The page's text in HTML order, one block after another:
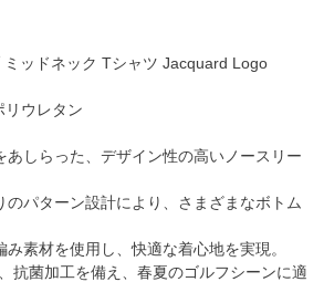
ッドネック Tシャツ Jacquard Logo
リウレタン
あしらった、デザイン性の高いノースリー
のパターン設計により、さまざまなボトム
素材を使用し、快適な着心地を実現。
抗菌加工を備え、春夏のゴルフシーンに適